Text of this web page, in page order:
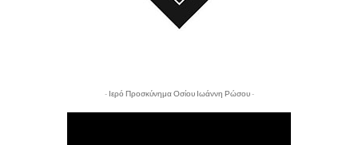
- Ιερό Προσκύνημα Οσίου Ιωάννη Ρώσου -